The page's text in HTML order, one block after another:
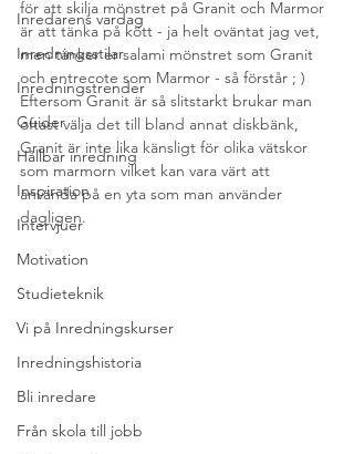
Inredarens vardag
Inredningsstilar
Inredningstrender
Guider
Hållbar inredning
Inspiration
Intervjuer
Motivation
Studieteknik
Vi på Inredningskurser
Inredningshistoria
Bli inredare
Från skola till jobb
för att skilja mönstret på Granit och Marmor
är att tänka på kött - ja helt oväntat jag vet,
men tänker er salami mönstret som Granit
och entrecote som Marmor - så förstår ; )
Eftersom Granit är så slitstarkt brukar man
oftast välja det till bland annat diskbänk,
Granit är inte lika känsligt för olika vätskor
som marmorn vilket kan vara värt att
använda på en yta som man använder
dagligen.